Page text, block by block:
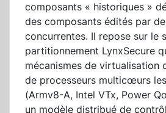
composants « historiques »
des composants édités par
concurrentes. Il repose sur le
partitionnement LynxSecure
mécanismes de virtualisation
de processeurs multicœurs
(Armv8-A, Intel VTx, Power
un modèle distribué de